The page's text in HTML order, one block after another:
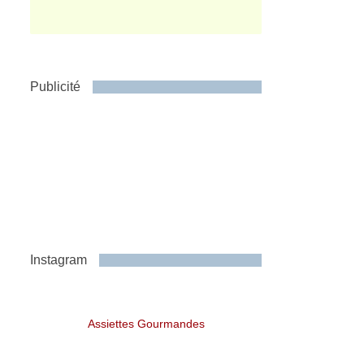
Publicité
Instagram
Assiettes Gourmandes